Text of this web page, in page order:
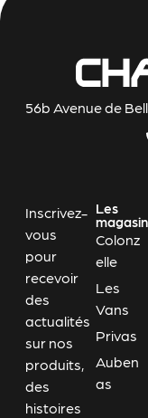
56b Avenue de
Inscrivez-
vous
pour
recevoir
des
actualités
sur nos
produits,
des
histoires
Les
Colonz
elle
Les
Vans
Privas
Auben
as